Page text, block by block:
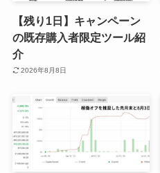
【残り1日】キャンペーン
の既存購入者限定ツール紹
介
2026年8月8日